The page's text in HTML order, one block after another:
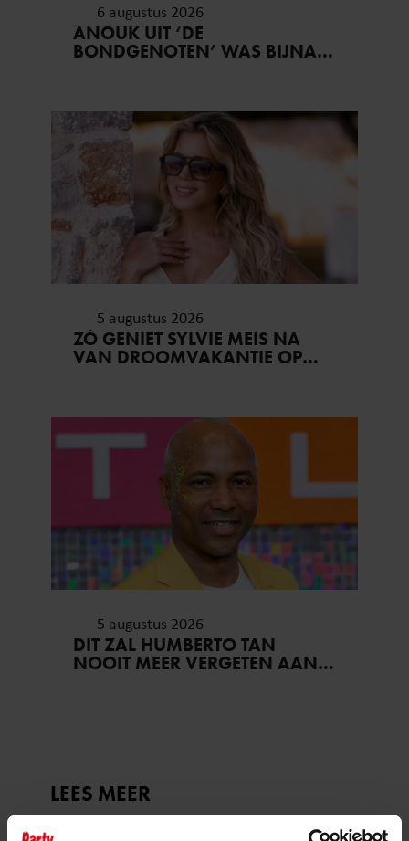
6 augustus 2026
ANOUK UIT ‘DE
BONDGENOTEN’ WAS BIJNA
5 augustus 2026
ZÓ GENIET SYLVIE MEIS NA
VAN DROOMVAKANTIE OP
5 augustus 2026
DIT ZAL HUMBERTO TAN
NOOIT MEER VERGETEN AAN